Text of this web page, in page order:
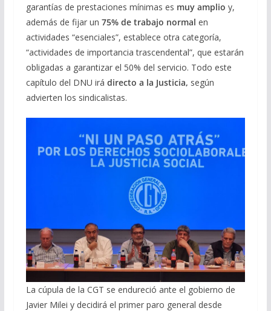
garantías de prestaciones mínimas es muy amplio y,
además de fijar un 75% de trabajo normal en
actividades “esenciales”, establece otra categoría,
“actividades de importancia trascendental”, que estarán
obligadas a garantizar el 50% del servicio. Todo este
capítulo del DNU irá directo a la Justicia, según
advierten los sindicalistas.
La cúpula de la CGT se endureció ante el gobierno de
Javier Milei y decidirá el primer paro general desde